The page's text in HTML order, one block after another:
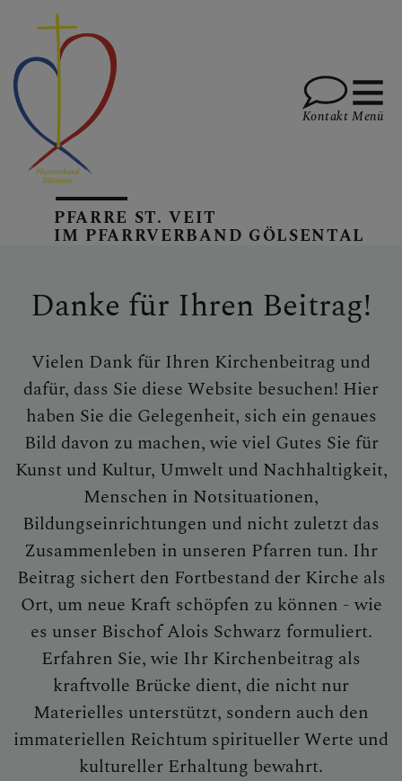
AKTUELLES
GALERIE / FOTOS
SAKRAMENTE
SONSTIGES
Kirchenbeitrag
KONTAKT
PFARRE ST. VEIT
IM PFARRVERBAND GÖLSENTAL
Kontakt Menü
Danke für Ihren Beitrag!
Vielen Dank für Ihren Kirchenbeitrag und
dafür, dass Sie diese Website besuchen! Hier
haben Sie die Gelegenheit, sich ein genaues
Bild davon zu machen, wie viel Gutes Sie für
Kunst und Kultur, Umwelt und Nachhaltigkeit,
Menschen in Notsituationen,
Bildungseinrichtungen und nicht zuletzt das
Zusammenleben in unseren Pfarren tun. Ihr
Beitrag sichert den Fortbestand der Kirche als
Ort, um neue Kraft schöpfen zu können - wie
es unser Bischof Alois Schwarz formuliert.
Erfahren Sie, wie Ihr Kirchenbeitrag als
kraftvolle Brücke dient, die nicht nur
Materielles unterstützt, sondern auch den
immateriellen Reichtum spiritueller Werte und
kultureller Erhaltung bewahrt.